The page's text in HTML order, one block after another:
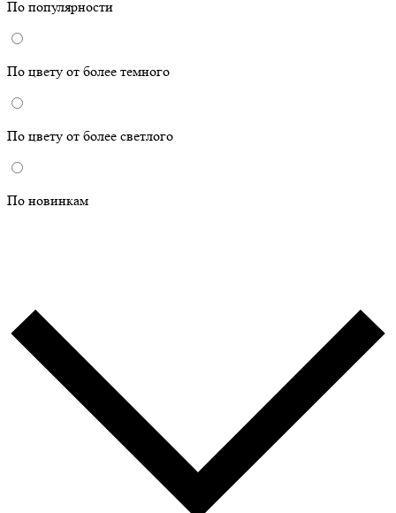
По популярности
По цвету от более темного
По цвету от более светлого
По новинкам